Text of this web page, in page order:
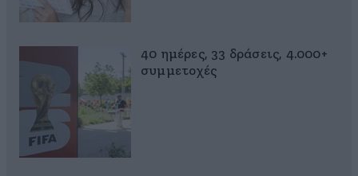
40 ημέρες, 33 δράσεις, 4.000+
συμμετοχές